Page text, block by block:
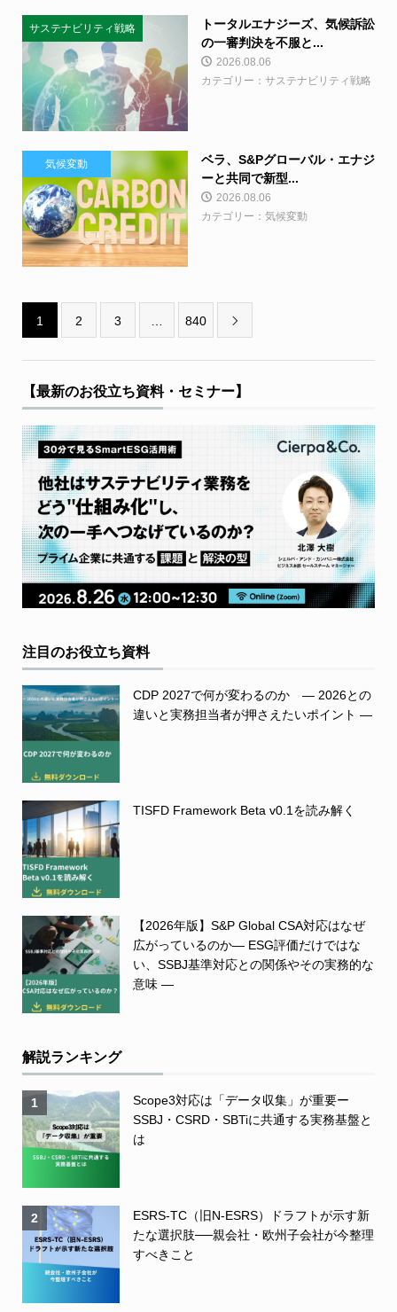
サステナビリティ戦略
トータルエナジーズ、気候訴訟
の一審判決を不服と...
2026.08.06
カテゴリー：サステナビリティ戦略
気候変動
ベラ、S&Pグローバル・エナジ
ーと共同で新型...
2026.08.06
カテゴリー：気候変動
1 2 3 840 
【最新のお役立ち資料・セミナー】
注目のお役立ち資料
CDP 2027で何が変わるのか ― 2026との
違いと実務担当者が押さえたいポイント ―
TISFD Framework Beta v0.1を読み解く
【2026年版】S&P Global CSA対応はなぜ
広がっているのか― ESG評価だけではな
い、SSBJ基準対応との関係やその実務的な
意味 ―
解説ランキング
1
Scope3対応は「データ収集」が重要ー
SSBJ・CSRD・SBTiに共通する実務基盤と
は
2
ESRS-TC（旧N-ESRS）ドラフトが示す新
たな選択肢──親会社・欧州子会社が今整理
すべきこと